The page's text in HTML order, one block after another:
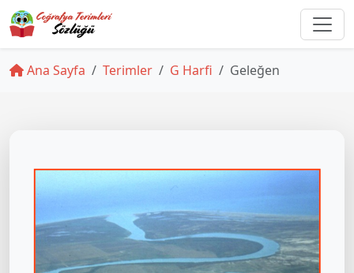
Ana Sayfa Terimler G Harfi Geleğen